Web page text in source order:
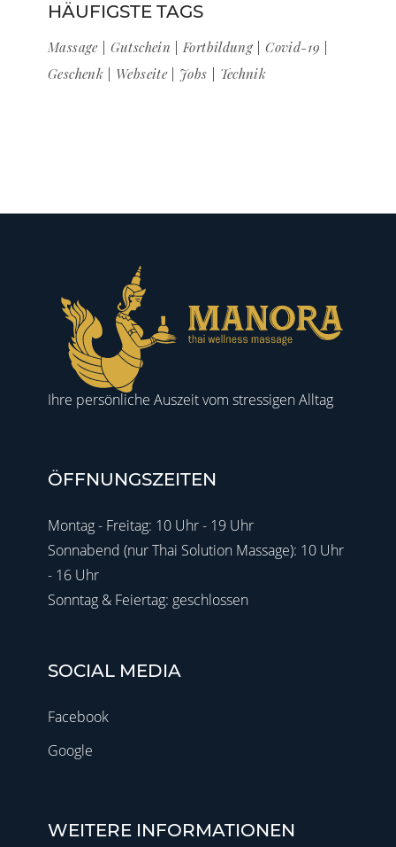
HÄUFIGSTE TAGS
Massage Gutschein Fortbildung
Covid-19
Geschenk
Webseite Jobs Technik
Ihre persönliche Auszeit vom stressigen Alltag
ÖFFNUNGSZEITEN
Montag - Freitag: 10 Uhr - 19 Uhr
Sonnabend (nur Thai Solution Massage): 10 Uhr
- 16 Uhr
Sonntag & Feiertag: geschlossen
SOCIAL MEDIA
Facebook
Google
WEITERE INFORMATIONEN